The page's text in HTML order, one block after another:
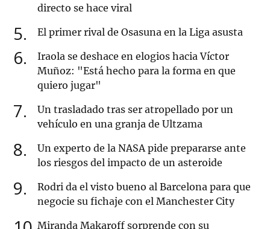
directo se hace viral
5 El primer rival de Osasuna en la Liga asusta
6
Iraola se deshace en elogios hacia Víctor
Muñoz: "Está hecho para la forma en que
quiero jugar"
7
Un trasladado tras ser atropellado por un
vehículo en una granja de Ultzama
8
Un experto de la NASA pide prepararse ante
los riesgos del impacto de un asteroide
9
Rodri da el visto bueno al Barcelona para que
negocie su fichaje con el Manchester City
Miranda Makaroff sorprende con su